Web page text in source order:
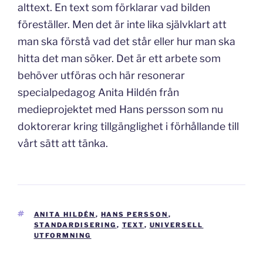
alttext. En text som förklarar vad bilden
föreställer. Men det är inte lika självklart att
man ska förstå vad det står eller hur man ska
hitta det man söker. Det är ett arbete som
behöver utföras och här resonerar
specialpedagog Anita Hildén från
medieprojektet med Hans persson som nu
doktorerar kring tillgänglighet i förhållande till
vårt sätt att tänka.
TAGGAR
ANITA HILDÉN , HANS PERSSON ,
STANDARDISERING , TEXT, UNIVERSELL
UTFORMNING